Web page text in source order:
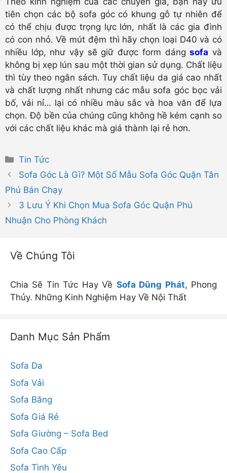
tiên chọn các bộ sofa góc có khung gỗ tự nhiên để
có thể chịu được trọng lực lớn, nhất là các gia đình
có con nhỏ. Về mút đệm thì hãy chọn loại D40 và có
nhiều lớp, như vậy sẽ giữ được form dángsofa và
không bị xẹp lún sau một thời gian sử dụng. Chất liệu
thì tùy theo ngân sách. Tuy chất liệu da giá cao nhất
và chất lượng nhất nhưng các mẫu sofa góc bọc vải
bố, vải nỉ… lại có nhiều màu sắc và hoa văn để lựa
chọn. Độ bền của chúng cũng không hề kém cạnh so
với các chất liệu khác mà giá thành lại rẻ hơn.
Danh
mục
Tin Tức
Sofa Góc Là Gì? Một Số Mẫu Sofa Góc Quận Tân
Phú Bán Chạy
3 Lưu Ý Khi Chọn Mua Sofa Góc Quận Phú
Nhuận Cho Phòng Khách
Về Chúng Tôi
Chia Sẽ Tin Tức Hay Về Sofa Dũng Phát, Phong
Thủy. Những Kinh Nghiệm Hay Về Nội Thất
Danh Mục Sản Phẩm
Sofa Da
Sofa Vải
Sofa Băng
Sofa Giá Rẻ
Sofa Giường – Sofa Bed
Sofa Cao Cấp
Sofa Tình Yêu